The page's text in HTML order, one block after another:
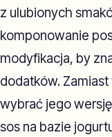
z ulubionych
komponowanie
modyfikacja, by
dodatków.
wybrać jego
sos na bazie